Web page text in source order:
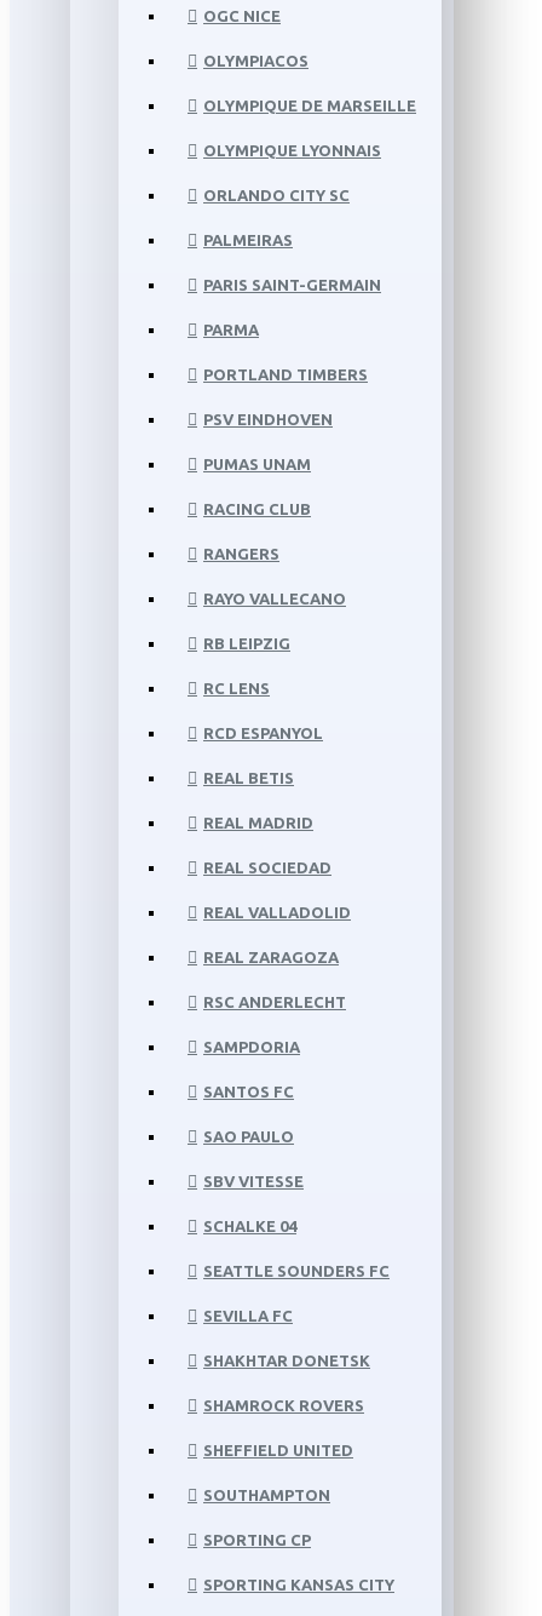
OGC NICE
OLYMPIACOS
OLYMPIQUE DE MARSEILLE
OLYMPIQUE LYONNAIS
ORLANDO CITY SC
PALMEIRAS
PARIS SAINT-GERMAIN
PARMA
PORTLAND TIMBERS
PSV EINDHOVEN
PUMAS UNAM
RACING CLUB
RANGERS
RAYO VALLECANO
RB LEIPZIG
RC LENS
RCD ESPANYOL
REAL BETIS
REAL MADRID
REAL SOCIEDAD
REAL VALLADOLID
REAL ZARAGOZA
RSC ANDERLECHT
SAMPDORIA
SANTOS FC
SAO PAULO
SBV VITESSE
SCHALKE 04
SEATTLE SOUNDERS FC
SEVILLA FC
SHAKHTAR DONETSK
SHAMROCK ROVERS
SHEFFIELD UNITED
SOUTHAMPTON
SPORTING CP
SPORTING KANSAS CITY